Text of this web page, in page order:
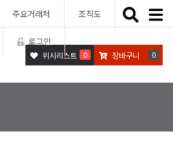
주요거래처 조직도
로그인
Toggle
위시리스트 0 장바구니 0